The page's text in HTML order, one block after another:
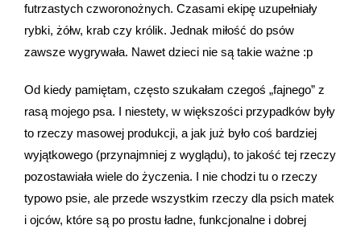
Kontakt
Moje konto
Z WŁASNYM ZDJĘCIEM
Koszyk
futrzastych czworonożnych. Czasami ekipę uzupełniały
rybki, żółw, krab czy królik. Jednak miłość do psów
zawsze wygrywała. Nawet dzieci nie są takie ważne :p
Od kiedy pamiętam, często szukałam czegoś „fajnego” z
rasą mojego psa. I niestety, w większości przypadków były
to rzeczy masowej produkcji, a jak już było coś bardziej
wyjątkowego (przynajmniej z wyglądu), to jakość tej rzeczy
pozostawiała wiele do życzenia. I nie chodzi tu o rzeczy
typowo psie, ale przede wszystkim rzeczy dla psich matek
i ojców, które są po prostu ładne, funkcjonalne i dobrej